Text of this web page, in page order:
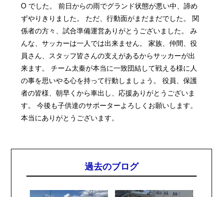
O でした。 前日からの雨でグランド状態が悪い中、諦め
ずやりきりました。 ただ、行動面がまだまだでした。 関
係者の方々、試合準備運営ありがとうございました。 み
んな、サッカーは一人では出来ません。 家族、仲間、役
員さん、スタッフ皆さんの支えがあるからサッカーが出
来ます。 チーム太秦が本当に一致団結して戦える様に人
の事を思いやる心を持って行動しましょう。 役員、保護
者の皆様、朝早くから車出し、応援ありがとうございま
す。 今後も子供達のサポーターよろしくお願いします。
本当にありがとうございます。
過去のブログ